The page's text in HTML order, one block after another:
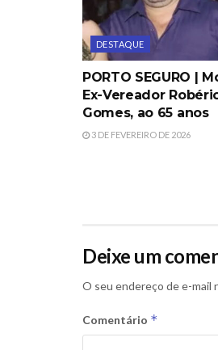
DESTAQUE
PORTO SEGURO |
Ex-Vereador
Gomes, ao 65 anos
3 DE FEVEREIRO DE 2026
Deixe um
O seu endereço de e-mail
Comentário *